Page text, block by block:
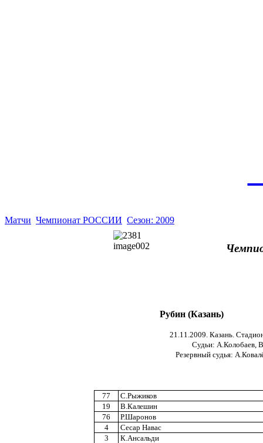
Матчи Чемпионат РОССИИ Сезон: 2009
Рубин (Казань)
21.11.2009. Казань.
Судьи: А.Колобаев,
Резервный судья:
77
С.Рыжиков
19
В.Калешин
76
Р.Шаронов
4
Сесар Навас
3
К.Ансальди